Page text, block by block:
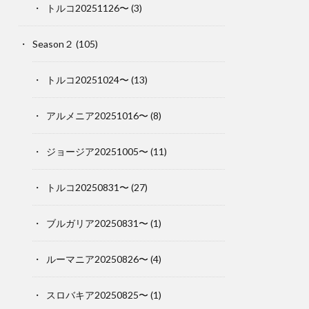
トルコ20251126〜 (3)
Season２ (105)
トルコ20251024〜 (13)
アルメニア20251016〜 (8)
ジョージア20251005〜 (11)
トルコ20250831〜 (27)
ブルガリア20250831〜 (1)
ルーマニア20250826〜 (4)
スロバキア20250825〜 (1)